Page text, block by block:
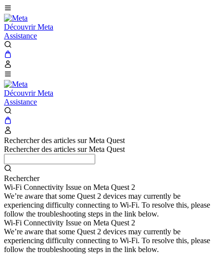
Découvrir Meta
Assistance
Découvrir Meta
Assistance
Rechercher des articles sur Meta Quest
Rechercher des articles sur Meta Quest
Rechercher
Wi-Fi Connectivity Issue on Meta Quest 2
We’re aware that some Quest 2 devices may currently be
experiencing difficulty connecting to Wi-Fi. To resolve this, please
follow the troubleshooting steps in the link below.
Wi-Fi Connectivity Issue on Meta Quest 2
We’re aware that some Quest 2 devices may currently be
experiencing difficulty connecting to Wi-Fi. To resolve this, please
follow the troubleshooting steps in the link below.